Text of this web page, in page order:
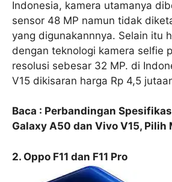
Indonesia, kamera utamanya
sensor 48 MP namun tidak
yang digunakannnya. Selain itu
dengan teknologi kamera selfie
resolusi sebesar 32 MP. di
V15 dikisaran harga Rp 4,5
Baca : Perbandingan
Galaxy A50 dan Vivo V15, Pilih
2. Oppo F11 dan F11 Pro